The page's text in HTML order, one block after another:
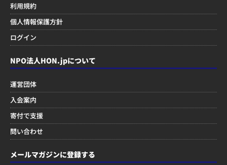
利用規約
個人情報保護方針
ログイン
NPO法人HON.jpについて
運営団体
入会案内
寄付で支援
問い合わせ
メールマガジンに登録する